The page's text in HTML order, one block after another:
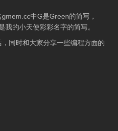
中G是Green的简写，
的小天使彩彩名字的简写。
同时和大家分享一些编程方面的